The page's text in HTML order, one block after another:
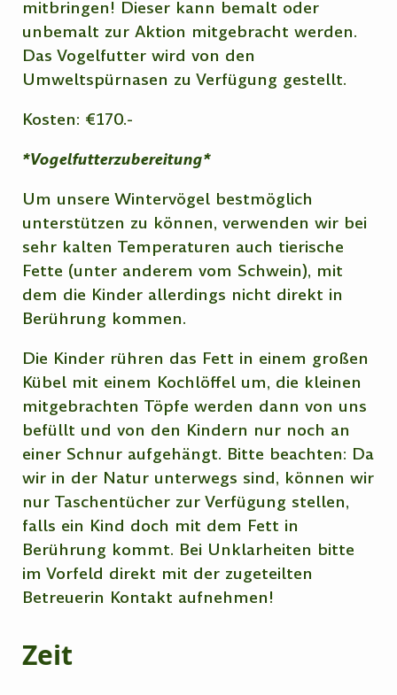
mitbringen! Dieser kann bemalt oder
unbemalt zur Aktion mitgebracht werden.
Das Vogelfutter wird von den
Umweltspürnasen zu Verfügung gestellt.
Kosten: €170.-
*Vogelfutterzubereitung*
Um unsere Wintervögel bestmöglich
unterstützen zu können, verwenden wir bei
sehr kalten Temperaturen auch tierische
Fette (unter anderem vom Schwein), mit
dem die Kinder allerdings nicht direkt in
Berührung kommen.
Die Kinder rühren das Fett in einem großen
Kübel mit einem Kochlöffel um, die kleinen
mitgebrachten Töpfe werden dann von uns
befüllt und von den Kindern nur noch an
einer Schnur aufgehängt. Bitte beachten: Da
wir in der Natur unterwegs sind, können wir
nur Taschentücher zur Verfügung stellen,
falls ein Kind doch mit dem Fett in
Berührung kommt. Bei Unklarheiten bitte
im Vorfeld direkt mit der zugeteilten
Betreuerin Kontakt aufnehmen!
Zeit